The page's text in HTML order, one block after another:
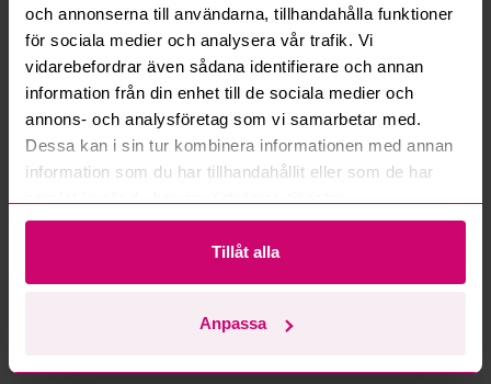
och annonserna till användarna, tillhandahålla funktioner
för sociala medier och analysera vår trafik. Vi
vidarebefordrar även sådana identifierare och annan
information från din enhet till de sociala medier och
annons- och analysföretag som vi samarbetar med.
Dessa kan i sin tur kombinera informationen med annan
information som du har tillhandahållit eller som de har
Tillåt alla
Anpassa
Hur fungerar maxbud?
Hur fungerar budmotorn?
Kan jag ångra ett bud?
Kan ni frakta mina vunna objekt?
Läs fler frågor och svar